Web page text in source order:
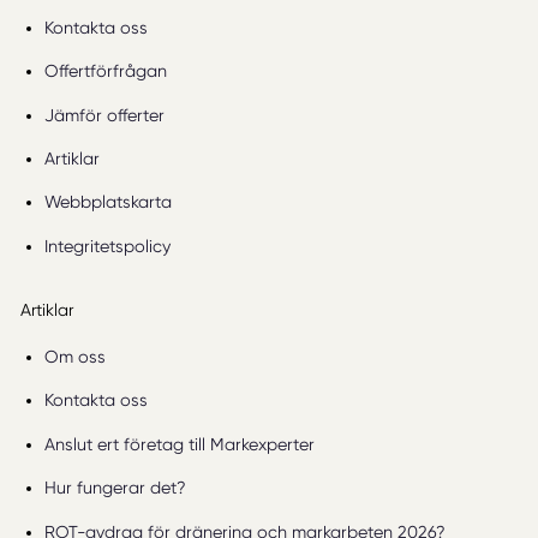
Kontakta oss
Offertförfrågan
Jämför offerter
Artiklar
Webbplatskarta
Integritetspolicy
Artiklar
Om oss
Kontakta oss
Anslut ert företag till Markexperter
Hur fungerar det?
ROT-avdrag för dränering och markarbeten 2026?